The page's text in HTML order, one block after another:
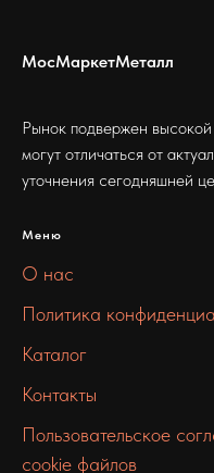
МосМаркетМеталл
Рынок подвержен
могут отличаться от
уточнения сегодняшней
Меню
О нас
Политика
Каталог
Контакты
Пользовательское
cookie файлов